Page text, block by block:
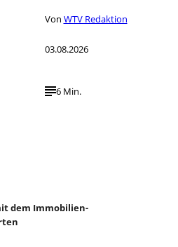
Von WTV Redaktion
03.08.2026
6 Min.
dem Immobilien-